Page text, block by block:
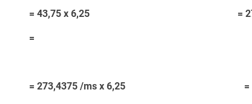
= 43,75 x 6,25 =
=
= 273,4375 /ms x 6,25 =